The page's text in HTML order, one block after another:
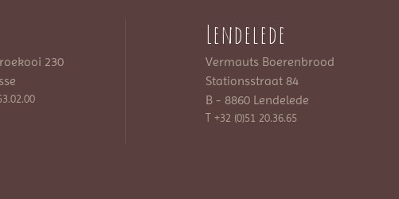
230
Lendelede
Vermauts Boerenbrood
Stationsstraat 84
B - 8860 Lendelede
T +32 (0)51 20.36.65